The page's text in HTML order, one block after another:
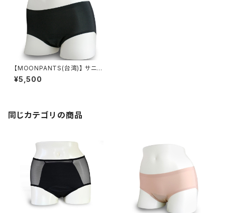
【MOONPANTS(台湾)】 サニタ
リーショーツ ムーンパンツ ヘ
ビー&ナイト
¥5,500
同じカテゴリの商品